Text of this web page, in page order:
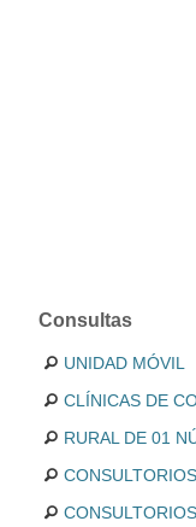
Consultas
UNIDAD MÓVIL
CLÍNICAS DE
RURAL DE 01